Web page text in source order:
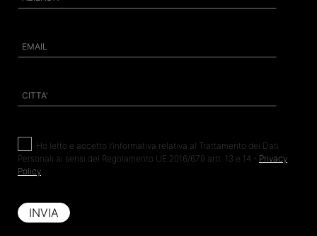
Ho letto e accetto l’informativa relativa al Trattamento dei Dati
Personali ai sensi del Regolamento UE 2016/679 artt. 13 e 14 - Privacy
Policy